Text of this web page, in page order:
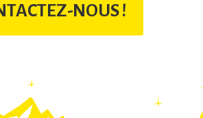
NOUS !